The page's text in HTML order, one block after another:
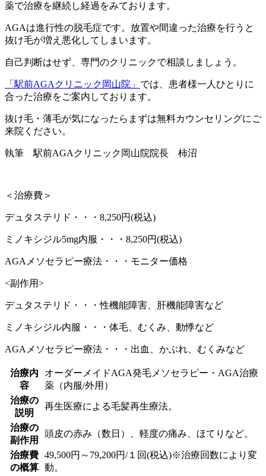
薬で治療を継続し経過をみております。
AGAは進行性の脱毛症です。放置や間違った治療を行うと
抜け毛が増え悪化してしまいます。
自己判断はせず、専門のクリニックで相談しましょう。
「駅前AGAクリニック岡山院」 では、患者様一人ひとりに
合った治療をご案内しております。
抜け毛・薄毛が気になったらまずは無料カウンセリングにご
来院ください。
執筆 駅前AGAクリニック岡山院院長 柿沼
＜治療費＞
デュタステリド・・・8,250円(税込)
ミノキシジル5mg内服・・・8,250円(税込)
AGAメソセラピー療法・・・モニター価格
<副作用>
デュタステリド・・・性機能障害、肝機能障害など
ミノキシジル内服・・・体毛、むくみ、動悸など
AGAメソセラピー療法・・・出血、かぶれ、むくみなど
治療内
容
オーダーメイドAGA発毛メソセラピー・AGA治療
薬（内服/外用）
治療の
説明
再生医療による毛髪再生療法。
治療の
副作用
頭皮の赤み（数日）、軽度の痛み、ほてりなど。
治療費
の概算
49,500円～79,200円/１回(税込)※治療回数により変
動。